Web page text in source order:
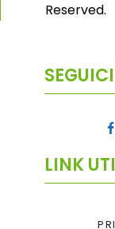
Reserved.
SEGUICI
LINK